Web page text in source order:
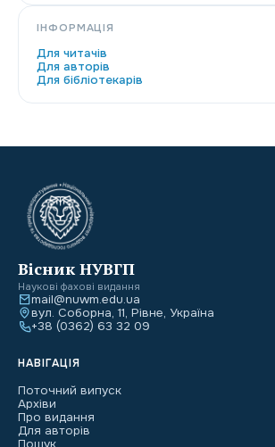
ІНФОРМАЦІЯ
Для читачів
Для авторів
Для бібліотекарів
Вісник НУВГП
Наукові фахові видання
mail@nuwm.edu.ua
вул. Соборна, 11, Рівне, Україна
+38 (0362) 63 32 09
НАВІГАЦІЯ
Поточний випуск
Архіви
Про видання
Для авторів
Пошук